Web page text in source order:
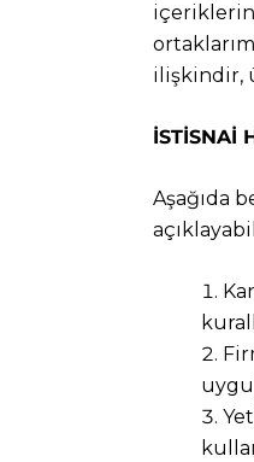
ilişkindir,
İSTİSNAİ
Aşağıda